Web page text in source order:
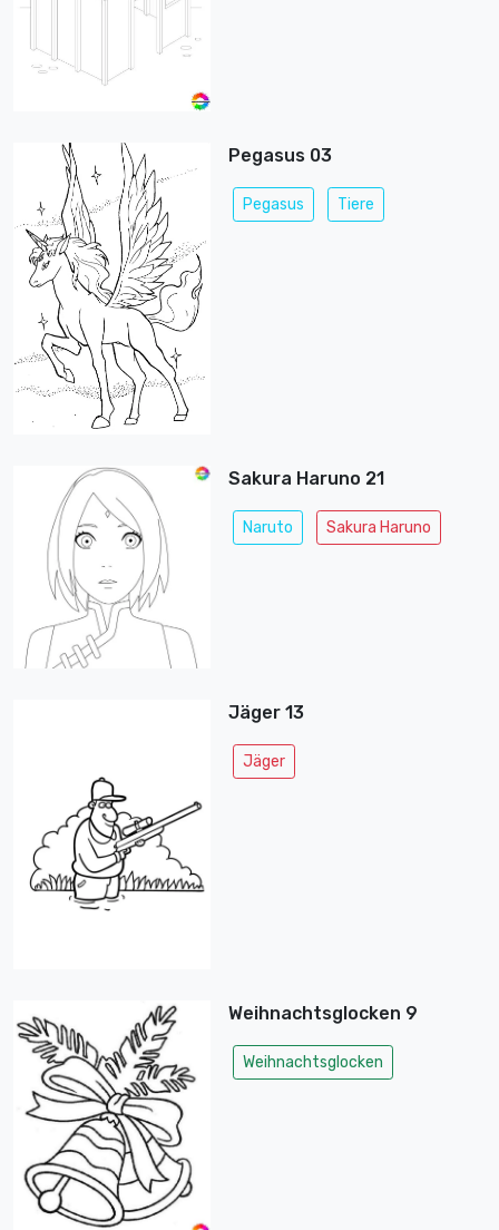
Pegasus 03
Pegasus Tiere
Sakura Haruno 21
Naruto Sakura Haruno
Jäger 13
Jäger
Weihnachtsglocken 9
Weihnachtsglocken